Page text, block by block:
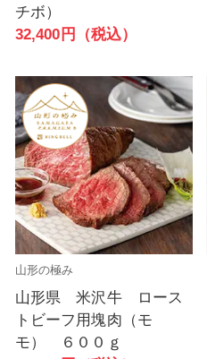
チボ）
32,400円（税込）
山形の極み
山形県 米沢牛 ロース
トビーフ用塊肉（モ
モ） ６００ｇ